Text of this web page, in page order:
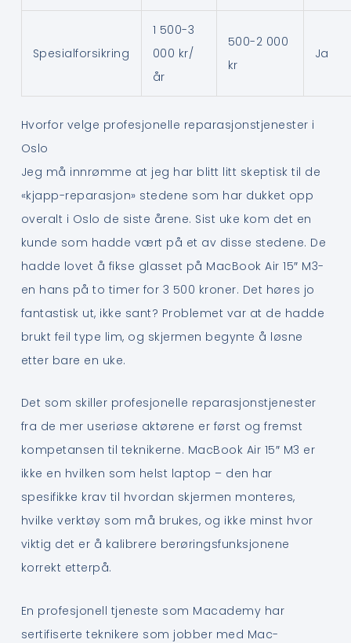
Spesialforsikring
1 500-3
000 kr/
år
500-2 000
kr
Ja
Hvorfor velge profesjonelle reparasjonstjenester i
Oslo
Jeg må innrømme at jeg har blitt litt skeptisk til de
«kjapp-reparasjon» stedene som har dukket opp
overalt i Oslo de siste årene. Sist uke kom det en
kunde som hadde vært på et av disse stedene. De
hadde lovet å fikse glasset på MacBook Air 15″ M3-
en hans på to timer for 3 500 kroner. Det høres jo
fantastisk ut, ikke sant? Problemet var at de hadde
brukt feil type lim, og skjermen begynte å løsne
etter bare en uke.
Det som skiller profesjonelle reparasjonstjenester
fra de mer useriøse aktørene er først og fremst
kompetansen til teknikerne. MacBook Air 15″ M3 er
ikke en hvilken som helst laptop – den har
spesifikke krav til hvordan skjermen monteres,
hvilke verktøy som må brukes, og ikke minst hvor
viktig det er å kalibrere berøringsfunksjonene
korrekt etterpå.
En profesjonell tjeneste som Macademy har
sertifiserte teknikere som jobber med Mac-